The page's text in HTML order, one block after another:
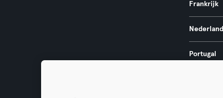
Frankrijk
Nederland
Portugal